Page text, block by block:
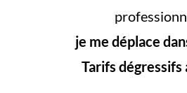
je me déplace
Tarifs dégressifs